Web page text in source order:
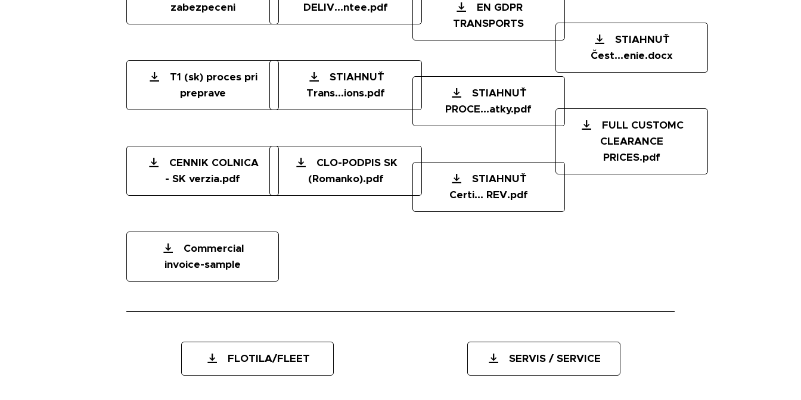
zabezpeceni
T1 (sk) proces pri
preprave
CENNIK COLNICA
- SK verzia.pdf
Commercial
invoice-sample
DELIV...ntee.pdf
STIAHNUŤ
Trans...ions.pdf
CLO-PODPIS SK
(Romanko).pdf
EN GDPR
TRANSPORTS
STIAHNUŤ
PROCE...atky.pdf
STIAHNUŤ
Certi... REV.pdf
STIAHNUŤ
Čest...enie.docx
FULL CUSTOMC
CLEARANCE
PRICES.pdf
FLOTILA/FLEET SERVIS / SERVICE